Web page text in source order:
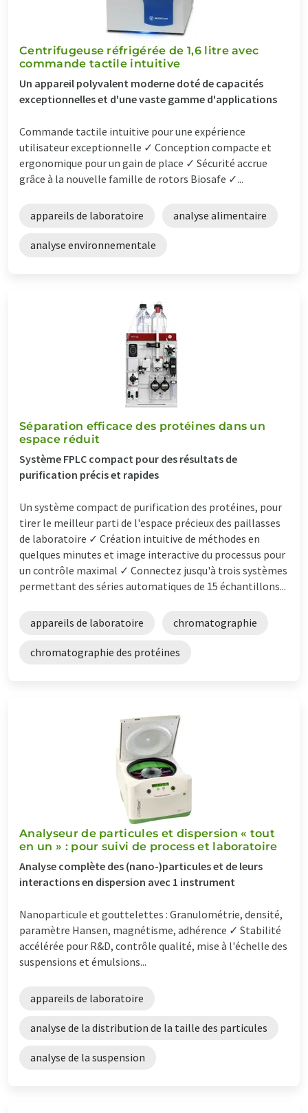
Centrifugeuse réfrigérée de 1,6 litre avec
commande tactile intuitive
Un appareil polyvalent moderne doté de capacités
exceptionnelles et d'une vaste gamme d'applications
Commande tactile intuitive pour une expérience
utilisateur exceptionnelle ✓ Conception compacte et
ergonomique pour un gain de place ✓ Sécurité accrue
grâce à la nouvelle famille de rotors Biosafe ✓...
appareils de laboratoire analyse alimentaire
analyse environnementale
Séparation efficace des protéines dans un
espace réduit
Système FPLC compact pour des résultats de
purification précis et rapides
Un système compact de purification des protéines, pour
tirer le meilleur parti de l'espace précieux des paillasses
de laboratoire ✓ Création intuitive de méthodes en
quelques minutes et image interactive du processus pour
un contrôle maximal ✓ Connectez jusqu'à trois systèmes
permettant des séries automatiques de 15 échantillons...
appareils de laboratoire chromatographie
chromatographie des protéines
Analyseur de particules et dispersion « tout
en un » : pour suivi de process et laboratoire
Analyse complète des (nano-)particules et de leurs
interactions en dispersion avec 1 instrument
Nanoparticule et gouttelettes : Granulométrie, densité,
paramètre Hansen, magnétisme, adhérence ✓ Stabilité
accélérée pour R&D, contrôle qualité, mise à l'échelle des
suspensions et émulsions...
appareils de laboratoire
analyse de la distribution de la taille des particules
analyse de la suspension